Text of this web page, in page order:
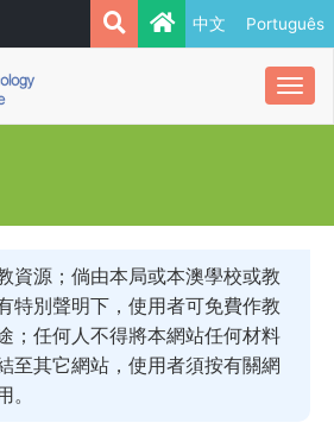
Português
中文
資源；倘由本局或本澳學校或教
特別聲明下，使用者可免費作教
；任何人不得將本網站任何材料
至其它網站，使用者須按有關網